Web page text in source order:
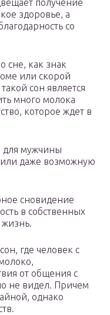
получение
здоровье, а
со
сне, как знак
или скорой
сон является
много молока
которое ждет в
для мужчины
даже возможную
сновидение
в собственных
где человек с
от общения с
не видел. Причем
однако